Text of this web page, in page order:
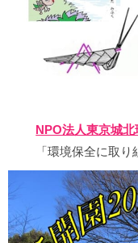
NPO法人東京城
「環境保全に取